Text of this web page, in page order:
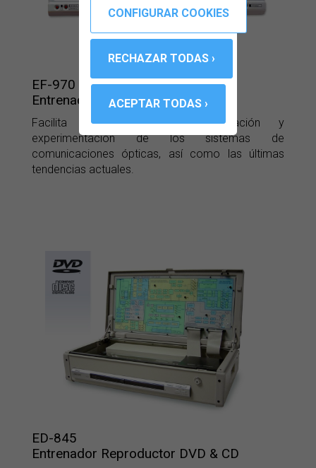
EF-970
Entrenador de Fibra Óptica
Facilita el aprendizaje, demostración y
experimentación de los sistemas de
comunicaciones ópticas, así como las últimas
tendencias actuales.
ED-845
Entrenador Reproductor DVD & CD